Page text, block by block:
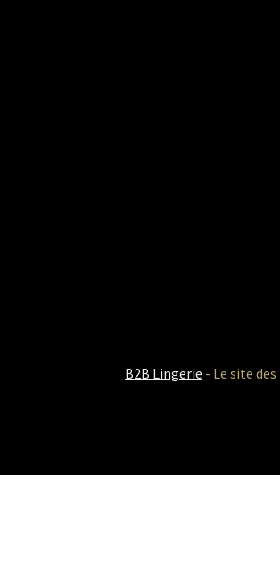
B2B Lingerie - Le site